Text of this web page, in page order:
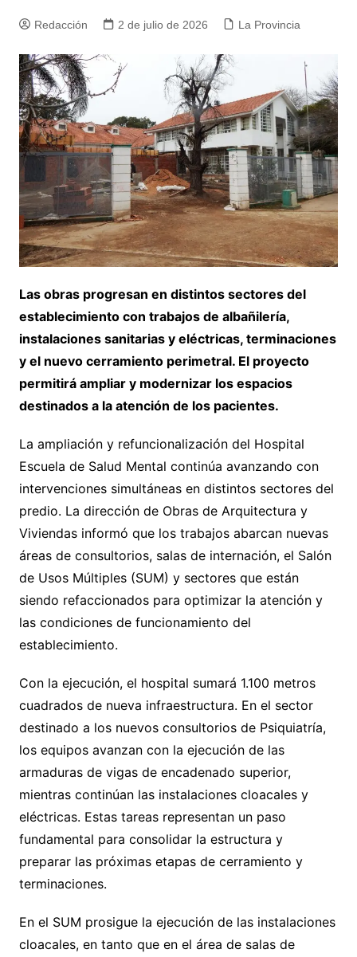
Redacción 2 de julio de 2026 La Provincia
Las obras progresan en distintos sectores del
establecimiento con trabajos de albañilería,
instalaciones sanitarias y eléctricas, terminaciones
y el nuevo cerramiento perimetral. El proyecto
permitirá ampliar y modernizar los espacios
destinados a la atención de los pacientes.
La ampliación y refuncionalización del Hospital
Escuela de Salud Mental continúa avanzando con
intervenciones simultáneas en distintos sectores del
predio. La dirección de Obras de Arquitectura y
Viviendas informó que los trabajos abarcan nuevas
áreas de consultorios, salas de internación, el Salón
de Usos Múltiples (SUM) y sectores que están
siendo refaccionados para optimizar la atención y
las condiciones de funcionamiento del
establecimiento.
Con la ejecución, el hospital sumará 1.100 metros
cuadrados de nueva infraestructura. En el sector
destinado a los nuevos consultorios de Psiquiatría,
los equipos avanzan con la ejecución de las
armaduras de vigas de encadenado superior,
mientras continúan las instalaciones cloacales y
eléctricas. Estas tareas representan un paso
fundamental para consolidar la estructura y
preparar las próximas etapas de cerramiento y
terminaciones.
En el SUM prosigue la ejecución de las instalaciones
cloacales, en tanto que en el área de salas de